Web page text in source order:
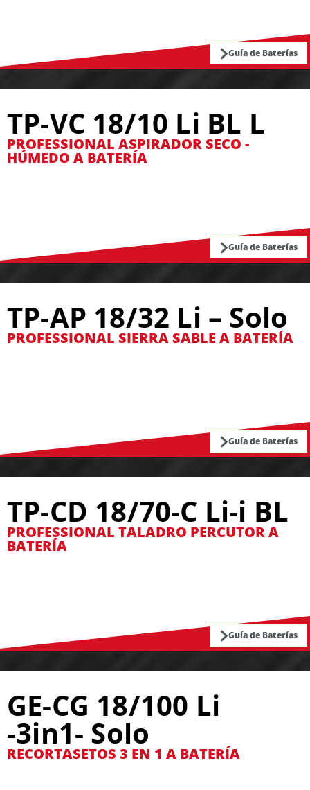
Guía de Baterías
TP-VC 18/10 Li BL L
PROFESSIONAL ASPIRADOR SECO -
HÚMEDO A BATERÍA
Guía de Baterías
TP-AP 18/32 Li – Solo
PROFESSIONAL SIERRA SABLE A BATERÍA
Guía de Baterías
TP-CD 18/70-C Li-i BL
PROFESSIONAL TALADRO PERCUTOR A
BATERÍA
Guía de Baterías
GE-CG 18/100 Li
-3in1- Solo
RECORTASETOS 3 EN 1 A BATERÍA